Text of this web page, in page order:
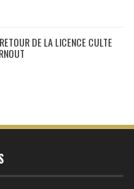
DE LA LICENCE CULTE